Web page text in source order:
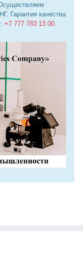
Осуществляем
Гарантия качества
+7 777 783 13 00